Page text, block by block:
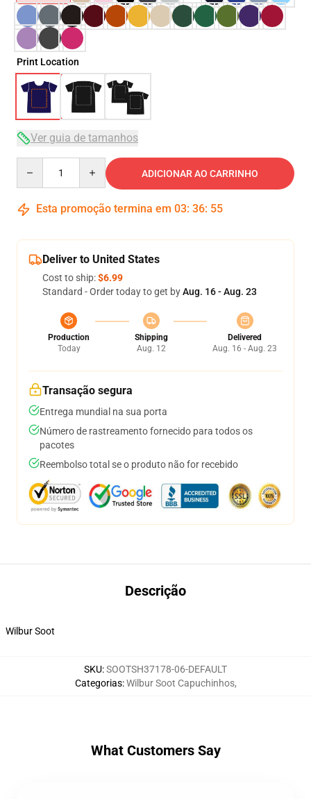
Print Location
Ver guia de tamanhos
ADICIONAR AO CARRINHO
Esta promoção termina em 03: 36: 54
Deliver to United States
Cost to ship:$6.99
Standard - Order today to get byAug. 16 - Aug. 23
Production
Today
Shipping
Aug. 12
Delivered
Aug. 16 - Aug. 23
Transação segura
Entrega mundial na sua porta
Número de rastreamento fornecido para todos os
pacotes
Reembolso total se o produto não for recebido
Descrição
Wilbur Soot
SKU:SOOTSH37178-06-DEFAULT
Categorias:Wilbur Soot Capuchinhos,
What Customers Say